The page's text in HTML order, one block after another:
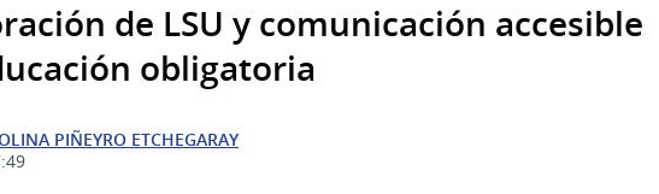
de LSU y comunicación accesible
obligatoria
PIÑEYRO ETCHEGARAY